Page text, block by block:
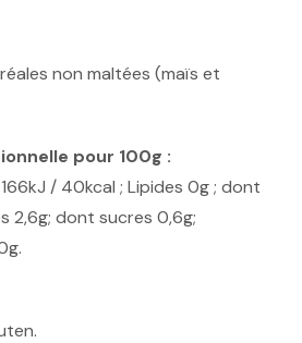
non maltées (maïs et
pour 100g :
/ 40kcal ; Lipides 0g ; dont
2,6g; dont sucres 0,6g;